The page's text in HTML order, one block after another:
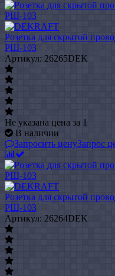
Розетка для скрытой
РЩ-103
Артикул: 26265DEK
Не указана цена за 1
В наличии
Запросить ценуЗапрос
Розетка для скрытой
РЩ-103
Артикул: 26264DEK